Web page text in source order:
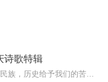
诗歌特辑